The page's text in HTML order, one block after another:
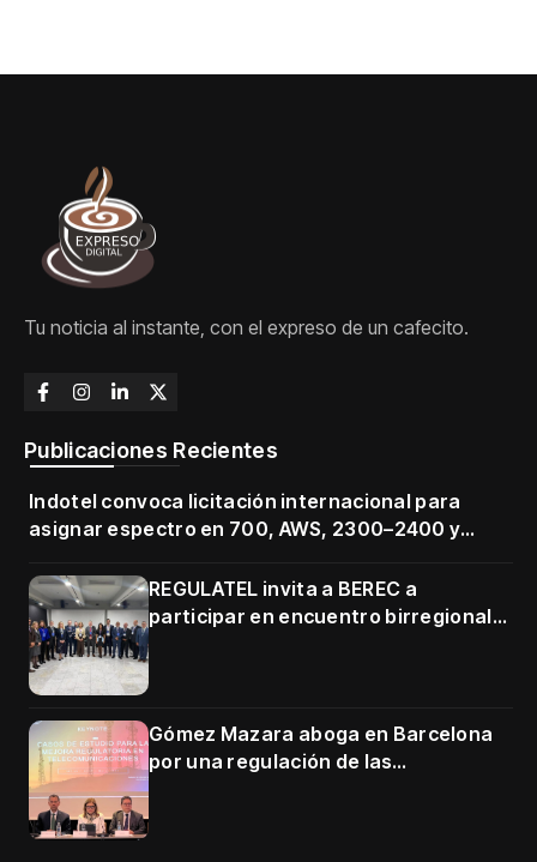
Tu noticia al instante, con el expreso de un cafecito.
Publicaciones Recientes
Indotel convoca licitación internacional para
asignar espectro en 700, AWS, 2300–2400 y
REGULATEL invita a BEREC a
participar en encuentro birregional
Gómez Mazara aboga en Barcelona
por una regulación de las